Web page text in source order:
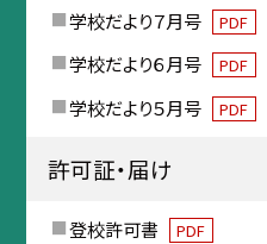
学校だより７月号 PDF
学校だより６月号
PDF
学校だより５月号
PDF
許可証・届け
登校許可書 PDF